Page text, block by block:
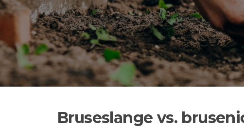
Bruseslange vs.